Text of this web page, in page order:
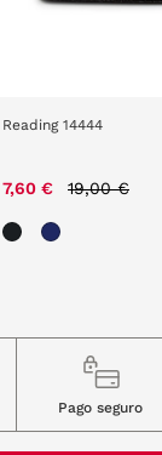
Reading 14444
7,60 € 19,00 €
Pago seguro